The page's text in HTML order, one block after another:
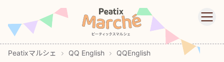
Skip to main content
Peatixマルシェ QQ English QQEnglish